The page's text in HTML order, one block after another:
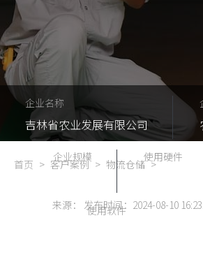
企业名称
吉林省农业发展有限公司
企业规模 使用硬件
使用软件
首页 > 客户案例 > 物流仓储 >
来源： 发布时间：2024-08-10